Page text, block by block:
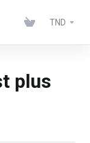
TND
plus